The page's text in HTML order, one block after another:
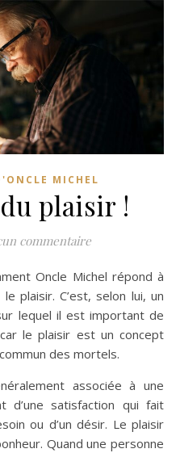
MICHEL
plaisir !
commentaire
plaisir. C’est, selon lui, un
lequel il est important de
le plaisir est un concept
des mortels.
associée à une
d’une satisfaction qui fait
ou d’un désir. Le plaisir
Quand une personne